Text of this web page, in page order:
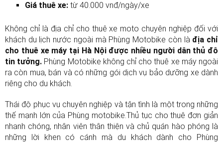
Giá thuê xe: từ 40.000 vnđ/ngày/xe
Không chỉ là địa chỉ cho thuê xe moto chuyên nghiệp đối với
khách du lịch nước ngoài mà Phùng Motobike còn là địa chỉ
cho thuê xe máy tại Hà Nội được nhiều người dân thủ đô
tin tưởng. Phùng Motobike không chỉ cho thuê xe máy ngoài
ra còn mua, bán và có những gói dịch vụ bảo dưỡng xe dành
riêng cho du khách.
Thái độ phục vụ chuyên nghiệp và tận tình là một trong những
thế mạnh lớn của Phùng motobike.Thủ tục cho thuê đơn giản
nhanh chóng, nhân viên thân thiện và chủ quán hào phóng là
những lời khen có cánh mà du khách dành cho Phùng